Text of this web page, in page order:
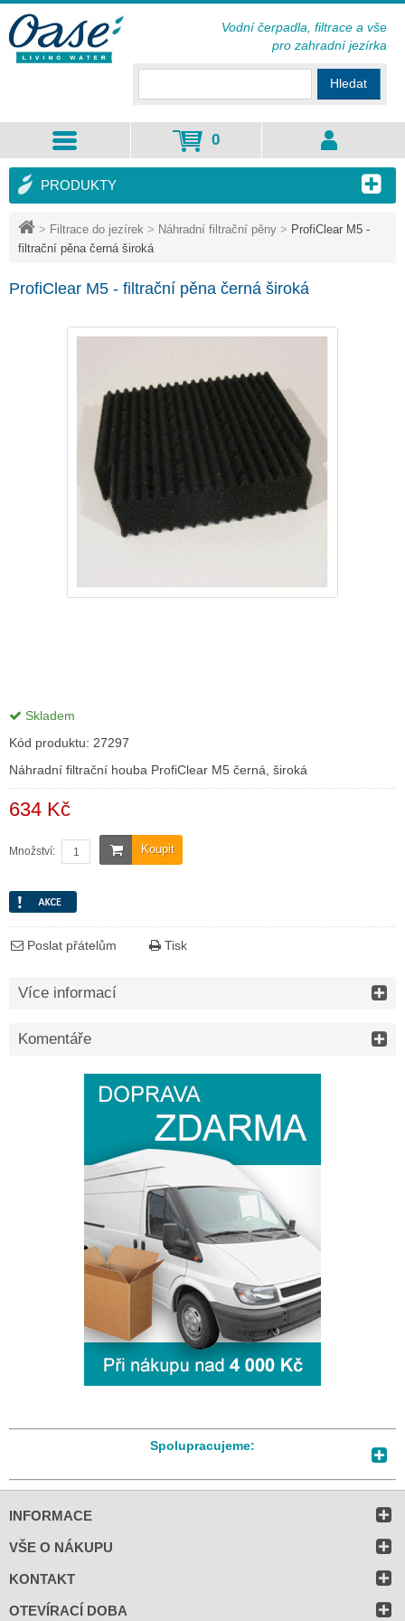
> Filtrace do jezírek > Náhradní filtrační pěny > ProfiClear M5 -
filtrační pěna černá široká
ProfiClear M5 - filtrační pěna černá široká
Skladem
Kód produktu: 27297
Náhradní filtrační houba ProfiClear M5 černá, široká
634 Kč
Koupit
Množství:
Poslat přátelům Tisk
Více informací
Komentáře
PRODUKTY
Spolupracujeme:
Hledat
0
Vodní čerpadla, filtrace a vše
pro zahradní jezírka
INFORMACE
VŠE O NÁKUPU
KONTAKT
OTEVÍRACÍ DOBA